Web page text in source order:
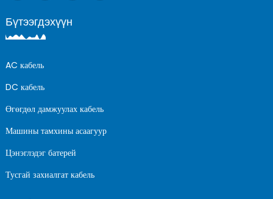
Бүтээгдэхүүн
AC кабель
DC кабель
Өгөгдөл дамжуулах кабель
Машины тамхины асаагуур
Цэнэглэдэг батерей
Тусгай захиалгат кабель